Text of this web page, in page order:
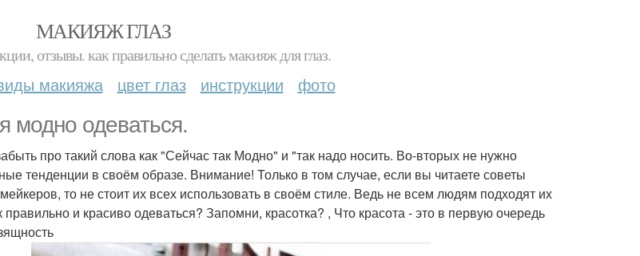
МАКИЯЖ ГЛАЗ
отзывы. как правильно сделать макияж для глаз.
макияжа цвет глаз инструкции фото
модно одеваться.
про такий слова как "Сейчас так Модно" и "так надо носить. Во-вторых не нужно
тенденции в своём образе. Внимание! Только в том случае, если вы читаете советы
то не стоит их всех использовать в своём стиле. Ведь не всем людям подходят их
правильно и красиво одеваться? Запомни, красотка? , Что красота - это в первую очередь